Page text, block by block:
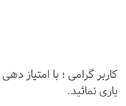
کاربر گرامی ؛ با امتیاز دهی
یاری نمائید.